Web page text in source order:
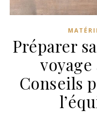
Préparer
voyage
Conseils